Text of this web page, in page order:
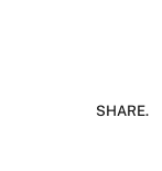
SHARE.